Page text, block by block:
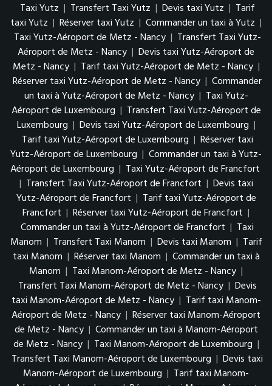
Taxi Yutz | Transfert Taxi Yutz | Devis taxi Yutz | Tarif
taxi Yutz | Réserver taxi Yutz | Commander un taxi à Yutz |
Taxi Yutz-Aéroport de Metz - Nancy | Transfert Taxi Yutz-
Aéroport de Metz - Nancy | Devis taxi Yutz-Aéroport de
Metz - Nancy | Tarif taxi Yutz-Aéroport de Metz - Nancy |
Réserver taxi Yutz-Aéroport de Metz - Nancy | Commander
un taxi à Yutz-Aéroport de Metz - Nancy | Taxi Yutz-
Aéroport de Luxembourg | Transfert Taxi Yutz-Aéroport de
Luxembourg | Devis taxi Yutz-Aéroport de Luxembourg |
Tarif taxi Yutz-Aéroport de Luxembourg | Réserver taxi
Yutz-Aéroport de Luxembourg | Commander un taxi à Yutz-
Aéroport de Luxembourg | Taxi Yutz-Aéroport de Francfort
| Transfert Taxi Yutz-Aéroport de Francfort | Devis taxi
Yutz-Aéroport de Francfort | Tarif taxi Yutz-Aéroport de
Francfort | Réserver taxi Yutz-Aéroport de Francfort |
Commander un taxi à Yutz-Aéroport de Francfort | Taxi
Manom | Transfert Taxi Manom | Devis taxi Manom | Tarif
taxi Manom | Réserver taxi Manom | Commander un taxi à
Manom | Taxi Manom-Aéroport de Metz - Nancy |
Transfert Taxi Manom-Aéroport de Metz - Nancy | Devis
taxi Manom-Aéroport de Metz - Nancy | Tarif taxi Manom-
Aéroport de Metz - Nancy | Réserver taxi Manom-Aéroport
de Metz - Nancy | Commander un taxi à Manom-Aéroport
de Metz - Nancy | Taxi Manom-Aéroport de Luxembourg |
Transfert Taxi Manom-Aéroport de Luxembourg | Devis taxi
Manom-Aéroport de Luxembourg | Tarif taxi Manom-